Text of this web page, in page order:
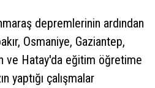
depremlerinin ardından
Osmaniye, Gaziantep,
ve Hatay'da eğitim öğretime
yaptığı çalışmalar